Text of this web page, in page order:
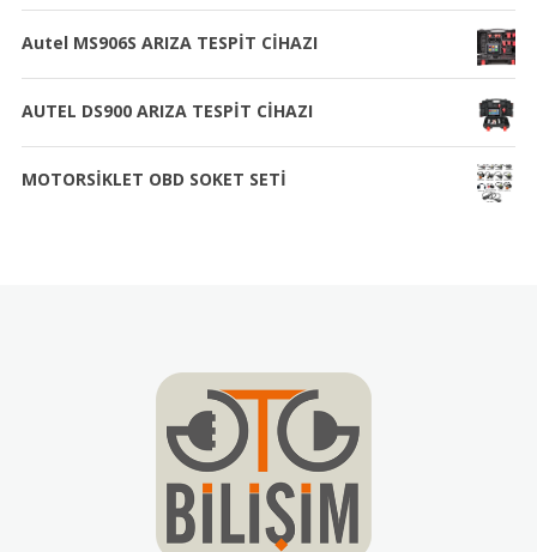
Autel MS906S ARIZA TESPİT CİHAZI
AUTEL DS900 ARIZA TESPİT CİHAZI
MOTORSİKLET OBD SOKET SETİ